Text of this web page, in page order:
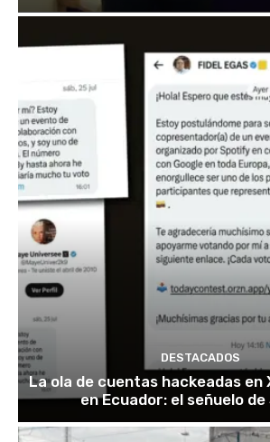
DESTACADOS
La ola de cuentas hackeadas en
en Ecuador: el señuelo